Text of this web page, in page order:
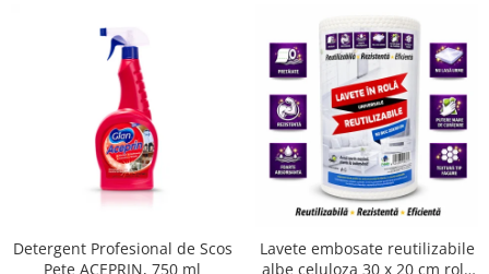
Fond de ten
Sampon
Detergent Profesional de Scos
Pete ACEPRIN, 750 ml
Lavete embosate reutilizabile
albe celuloza 30 x 20 cm rola